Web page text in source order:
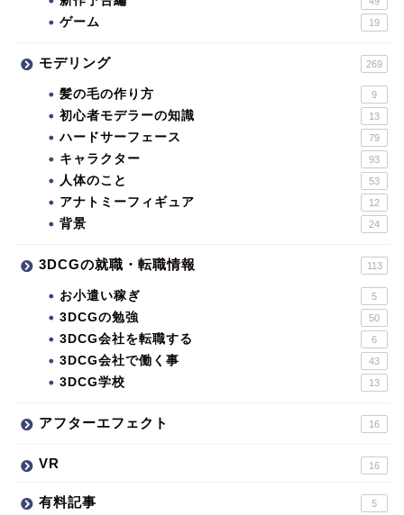
ゲーム 19
モデリング 269
髪の毛の作り方 9
初心者モデラーの知識 13
ハードサーフェース 79
キャラクター 93
人体のこと 53
アナトミーフィギュア 12
背景 24
3DCGの就職・転職情報 113
お小遣い稼ぎ 5
3DCGの勉強 50
3DCG会社を転職する 6
3DCG会社で働く事 43
3DCG学校 13
アフターエフェクト 16
16
有料記事 5